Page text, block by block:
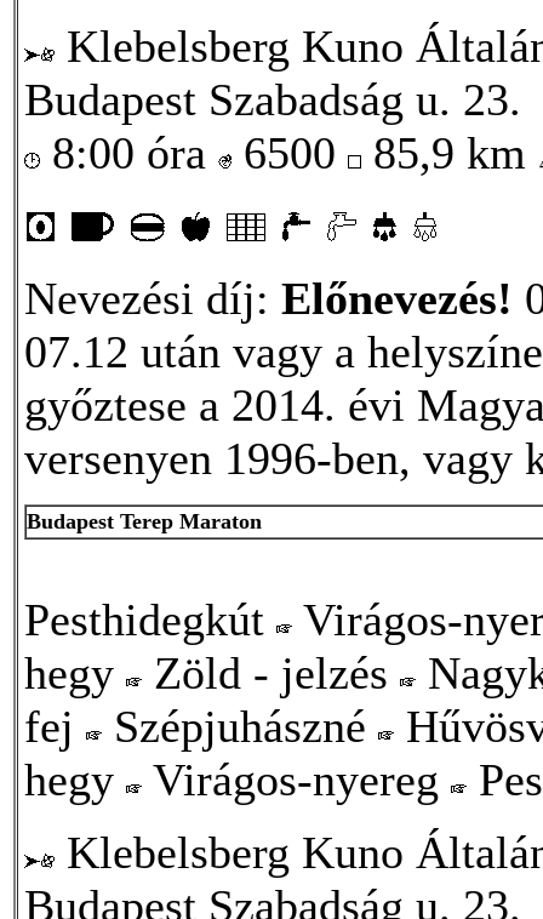
Klebelsberg Kuno
Budapest Szabadság u. 23.
8:00 óra
6500 85,9 km
Nevezési díj: Előnevezés!
07.12 után vagy a
győztese a 2014. évi
versenyen 1996-ben, vagy
Budapest Terep Maraton
Pesthidegkút
Virágos-
hegy
Zöld - jelzés
fej
Szépjuhászné
hegy
Virágos-nyereg
Klebelsberg Kuno
Budapest Szabadság u. 23.